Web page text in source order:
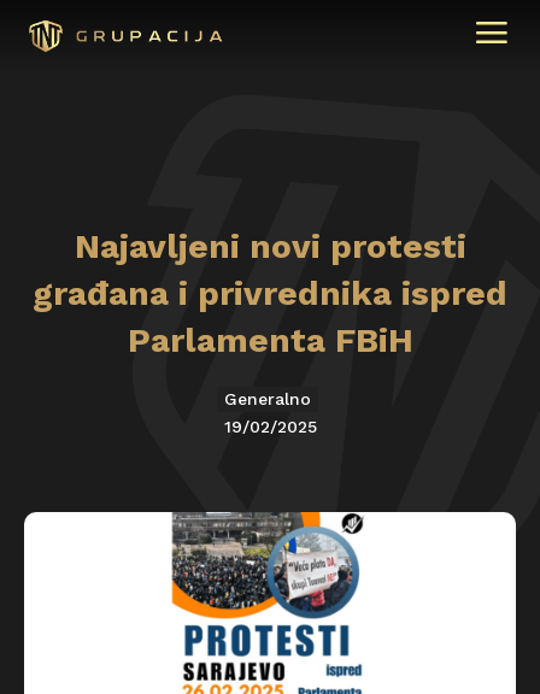
Najavljeni novi protesti
građana i privrednika ispred
Parlamenta FBiH
Generalno
19/02/2025